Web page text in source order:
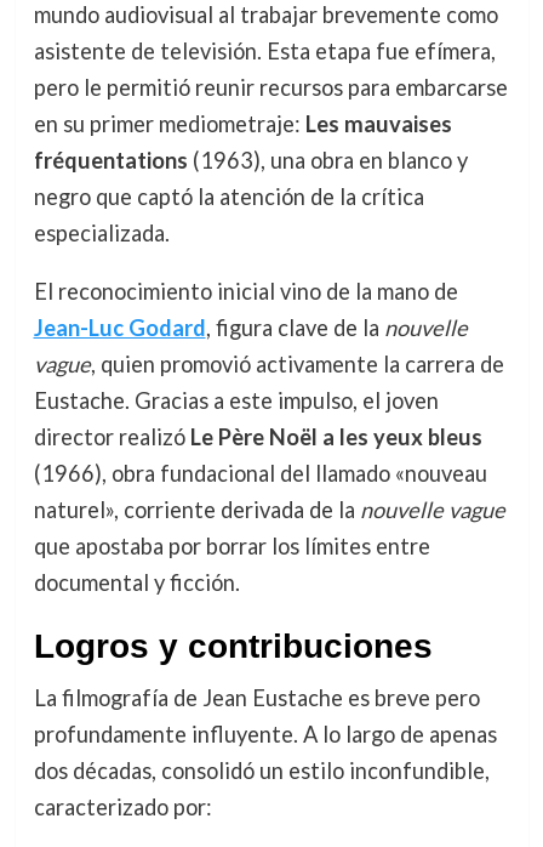
mundo audiovisual al trabajar brevemente como
asistente de televisión. Esta etapa fue efímera,
pero le permitió reunir recursos para embarcarse
en su primer mediometraje: Les mauvaises
fréquentations (1963), una obra en blanco y
negro que captó la atención de la crítica
especializada.
El reconocimiento inicial vino de la mano de
Jean-Luc Godard, figura clave de la nouvelle
vague, quien promovió activamente la carrera de
Eustache. Gracias a este impulso, el joven
director realizó Le Père Noël a les yeux bleus
(1966), obra fundacional del llamado «nouveau
naturel», corriente derivada de la nouvelle vague
que apostaba por borrar los límites entre
documental y ficción.
Logros y contribuciones
La filmografía de Jean Eustache es breve pero
profundamente influyente. A lo largo de apenas
dos décadas, consolidó un estilo inconfundible,
caracterizado por: